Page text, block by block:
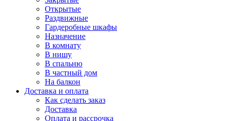
Открытые
Раздвижные
Гардеробные шкафы
Назначение
В комнату
В нишу
В спальню
В частный дом
На балкон
Доставка и оплата
Как сделать заказ
Доставка
Оплата и рассрочка